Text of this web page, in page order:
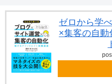
ゼロから学
×集客の自動